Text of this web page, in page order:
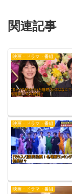
関連記事
映画・ドラマ・番組
映画・ドラマ・番組
映画・ドラマ・番組